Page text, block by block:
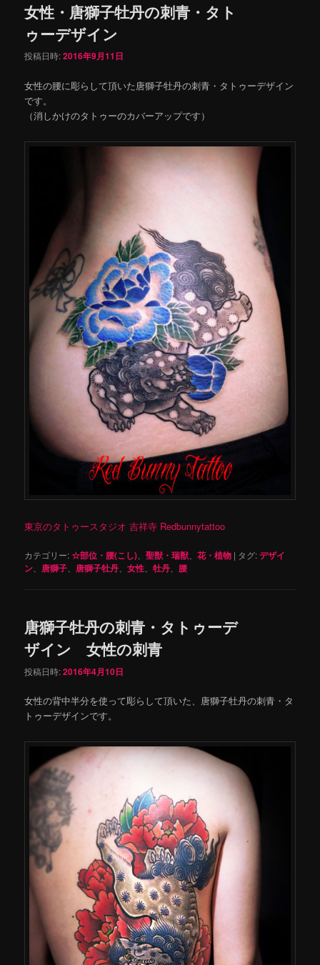
女性・唐獅子牡丹の刺青・タト
ゥーデザイン
投稿日時:2016年9月11日
女性の腰に彫らして頂いた唐獅子牡丹の刺青・タトゥーデザイン
です。
（消しかけのタトゥーのカバーアップです）
東京のタトゥースタジオ 吉祥寺 Redbunnytattoo
カテゴリー:☆部位・腰(こし) 、聖獣・瑞獣 、花・植物 | タグ:デザイ
ン
唐獅子 唐獅子牡丹 、女性 、牡丹 腰
唐獅子牡丹の刺青・タトゥーデ
ザイン 女性の刺青
投稿日時:2016年4月10日
女性の背中半分を使って彫らして頂いた、唐獅子牡丹の刺青・タ
トゥーデザインです。